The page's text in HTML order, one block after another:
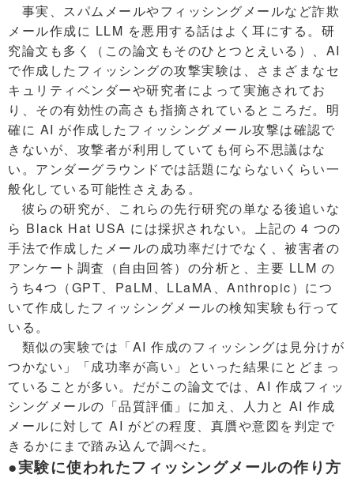
事実、スパムメールやフィッシングメールなど詐欺
メール作成に LLM を悪用する話はよく耳にする。研
究論文も多く（この論文もそのひとつとえいる）、AI
で作成したフィッシングの攻撃実験は、さまざまなセ
キュリティベンダーや研究者によって実施されてお
り、その有効性の高さも指摘されているところだ。明
確に AI が作成したフィッシングメール攻撃は確認で
きないが、攻撃者が利用していても何ら不思議はな
い。アンダーグラウンドでは話題にならないくらい一
般化している可能性さえある。
彼らの研究が、これらの先行研究の単なる後追いな
ら Black Hat USA には採択されない。上記の 4 つの
手法で作成したメールの成功率だけでなく、被害者の
アンケート調査（自由回答）の分析と、主要 LLM の
うち4つ（GPT、PaLM、LLaMA、Anthropic）につ
いて作成したフィッシングメールの検知実験も行って
いる。
類似の実験では「AI 作成のフィッシングは見分けが
つかない」「成功率が高い」といった結果にとどまっ
ていることが多い。だがこの論文では、AI 作成フィッ
シングメールの「品質評価」に加え、人力と AI 作成
メールに対して AI がどの程度、真贋や意図を判定で
きるかにまで踏み込んで調べた。
●実験に使われたフィッシングメールの作り方